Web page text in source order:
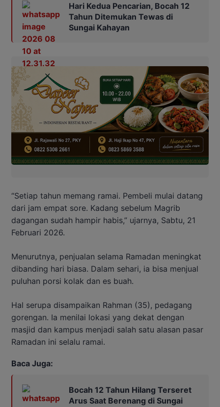
Hari Kedua Pencarian, Bocah 12
Tahun Ditemukan Tewas di
Sungai Kahayan
“Setiap tahun memang ramai. Pembeli mulai datang
dari jam empat sore. Kadang sebelum Magrib
dagangan sudah hampir habis,” ujarnya, Sabtu, 21
Februari 2026.
Menurutnya, penjualan selama Ramadan meningkat
dibanding hari biasa. Dalam sehari, ia bisa menjual
puluhan porsi kolak dan es buah.
Hal serupa disampaikan Rahman (35), pedagang
gorengan. Ia menilai lokasi yang dekat dengan
masjid dan kampus menjadi salah satu alasan pasar
Ramadan ini selalu ramai.
Baca Juga:
Bocah 12 Tahun Hilang Terseret
Arus Saat Berenang di Sungai